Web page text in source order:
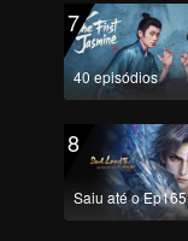
7
40 episódios
8
Saiu até o Ep165